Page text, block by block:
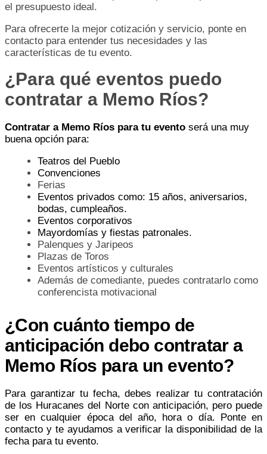
el presupuesto ideal.
Para ofrecerte la mejor cotización y servicio, ponte en
contacto para entender tus necesidades y las
características de tu evento.
¿Para qué eventos puedo
contratar a Memo Ríos?
Contratar a Memo Ríos para tu evento será una muy
buena opción para:
Teatros del Pueblo
Convenciones
Ferias
Eventos privados como: 15 años, aniversarios,
bodas, cumpleaños.
Eventos corporativos
Mayordomías y fiestas patronales.
Palenques y Jaripeos
Plazas de Toros
Eventos artísticos y culturales
Además de comediante, puedes contratarlo como
conferencista motivacional
¿Con cuánto tiempo de
anticipación debo contratar a
Memo Ríos para un evento?
Para garantizar tu fecha, debes realizar tu contratación
de los Huracanes del Norte con anticipación, pero puede
ser en cualquier época del año, hora o día. Ponte en
contacto y te ayudamos a verificar la disponibilidad de la
fecha para tu evento.